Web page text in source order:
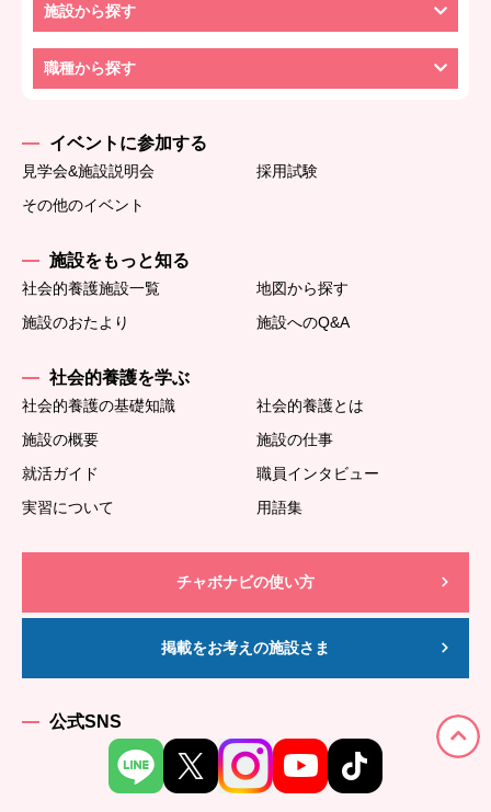
施設から探す
職種から探す
イベントに参加する
見学会&施設説明会
採用試験
その他のイベント
施設をもっと知る
社会的養護施設一覧
地図から探す
施設のおたより
施設へのQ&A
社会的養護を学ぶ
社会的養護の基礎知識
社会的養護とは
施設の概要
施設の仕事
就活ガイド
職員インタビュー
実習について
用語集
チャボナビの使い方
掲載をお考えの施設さま
公式SNS